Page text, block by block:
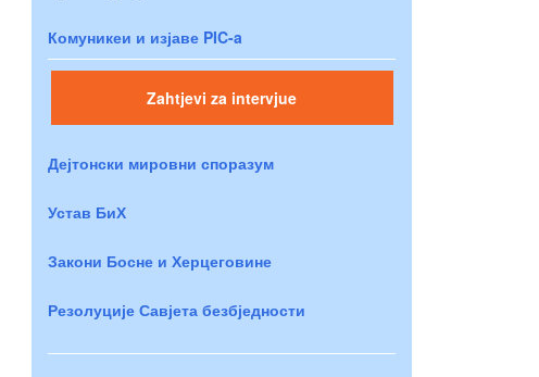
Комуникеи и изјаве PIC-a
Zahtjevi za intervjue
Дејтонски мировни споразум
Устав БиХ
Закони Босне и Херцеговине
Резолуције Савјета безбједности